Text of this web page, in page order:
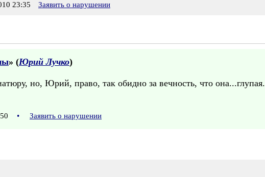
23:35 Заявить о нарушении
» (Юрий Лучко)
но, Юрий, право, так обидно за вечность, что она...глупая.
• Заявить о нарушении